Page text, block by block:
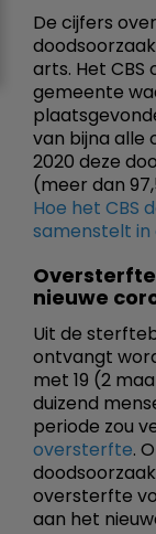
De cijfers over
arts. Het
gemeente
van bijna alle
2020 deze
(meer dan
Hoe het CBS
samenstelt
nieuwe
Uit de
ontvangt
met 19 (2
duizend
periode zou
oversterfte.
oversterfte
aan het